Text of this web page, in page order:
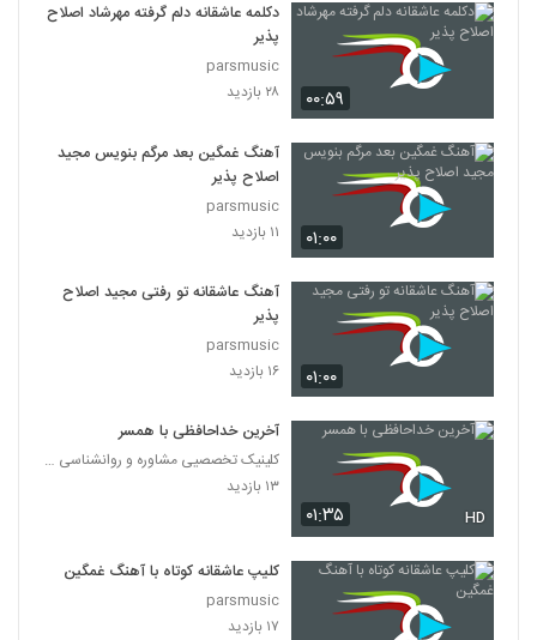
۰۰:۵۹
دکلمه عاشقانه دلم گرفته مهرشاد اصلاح
پذیر
parsmusic
۲۸ بازدید
۰۱:۰۰
آهنگ غمگین بعد مرگم بنویس مجید
اصلاح پذیر
parsmusic
۱۱ بازدید
۰۱:۰۰
آهنگ عاشقانه تو رفتی مجید اصلاح
پذیر
parsmusic
۱۶ بازدید
۰۱:۳۵ HD
آخرین خداحافظی با همسر
کلینیک تخصصیی مشاوره و روانشناسی خانواده ایرانی
۱۳ بازدید
کلیپ عاشقانه کوتاه با آهنگ غمگین
parsmusic
۱۷ بازدید